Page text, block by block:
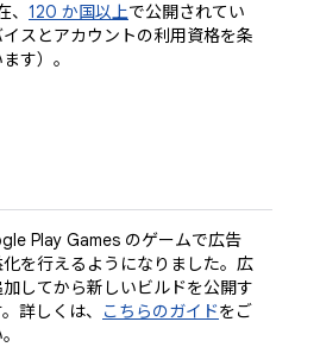
120 か国以上で公開されてい
スとアカウントの利用資格を条
す）。
Play Games のゲームで広告
化を行えるようになりました。広
してから新しいビルドを公開す
詳しくは、
こちらのガイドをご